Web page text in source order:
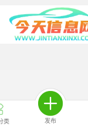
类 发布